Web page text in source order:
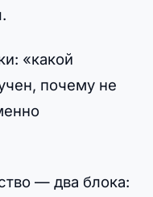
«какой
почему не
— два блока: